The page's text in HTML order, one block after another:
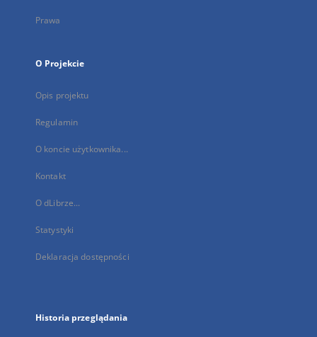
Prawa
O Projekcie
Opis projektu
Regulamin
O koncie użytkownika...
Kontakt
O dLibrze...
Statystyki
Deklaracja dostępności
Historia przeglądania